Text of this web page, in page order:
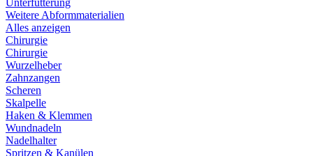
Unterfütterung
Weitere Abformmaterialien
Alles anzeigen
Chirurgie
Chirurgie
Wurzelheber
Zahnzangen
Scheren
Skalpelle
Haken & Klemmen
Wundnadeln
Nadelhalter
Spritzen & Kanülen